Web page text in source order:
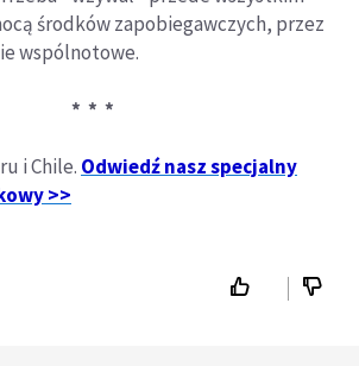
środków zapobiegawczych, przez
wspólnotowe.
* * *
i Chile. Odwiedź nasz specjalny
>>